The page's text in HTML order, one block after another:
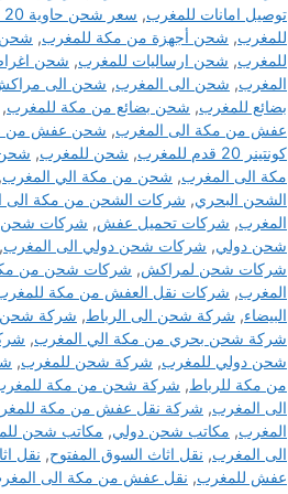
توصيل امانات للمغرب, سعر شحن حاوية 20 قدم اليوم
للمغرب, شحن أجهزة من مكة للمغرب, شحن
للمغرب, شحن ارساليات للمغرب, شحن
المغرب, شحن الى المغرب, شحن الى
بضائع للمغرب, شحن بضائع من مكة للمغرب,
عفش من مكة الى المغرب, شحن عفش من
كونتينر 20 قدم للمغرب
, شحن للمغرب, شحن
مكة الى المغرب, شحن من مكة الي المغرب,
الشحن البحري, شركات الشحن من مكة الى
المغرب, شركات تحميل عفش, شركات شحن
شحن دولي, شركات شحن دولي الى المغرب,
شركات شحن لمراكش, شركات شحن من
المغرب, شركات نقل العفش من مكة
البيضاء, شركة شحن الى الرباط, شركة شحن
شركة شحن بحري من مكة الي المغرب,
شحن دولي للمغرب, شركة شحن للمغرب,
من مكة للرباط, شركة شحن من مكة
الى المغرب, شركة نقل عفش من مكة
المغرب, مكاتب شحن دولي, مكاتب شحن
الى المغرب, نقل اثاث السوق المفتوح, نقل
عفش للمغرب, نقل عفش من مكة الى